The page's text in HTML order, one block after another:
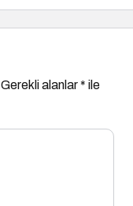
Gerekli alanlar* ile